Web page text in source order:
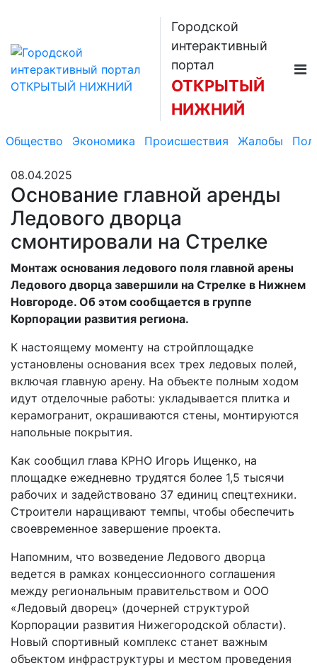
Городской
интерактивный
портал
ОТКРЫТЫЙ
НИЖНИЙ
Общество Экономика Происшествия Жалобы
08.04.2025
Основание главной аренды
Ледового дворца
смонтировали на Стрелке
Монтаж основания ледового поля главной арены
Ледового дворца завершили на Стрелке в Нижнем
Новгороде. Об этом сообщается в группе
Корпорации развития региона.
К настоящему моменту на стройплощадке
установлены основания всех трех ледовых полей,
включая главную арену. На объекте полным ходом
идут отделочные работы: укладывается плитка и
керамогранит, окрашиваются стены, монтируются
напольные покрытия.
Как сообщил глава КРНО Игорь Ищенко, на
площадке ежедневно трудятся более 1,5 тысячи
рабочих и задействовано 37 единиц спецтехники.
Строители наращивают темпы, чтобы обеспечить
своевременное завершение проекта.
Напомним, что возведение Ледового дворца
ведется в рамках концессионного соглашения
между региональным правительством и ООО
«Ледовый дворец» (дочерней структурой
Корпорации развития Нижегородской области).
Новый спортивный комплекс станет важным
объектом инфраструктуры и местом проведения